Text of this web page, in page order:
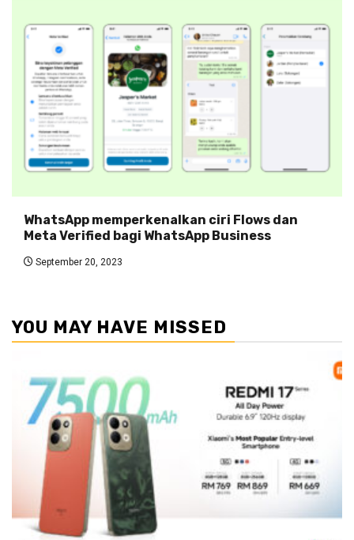
WhatsApp memperkenalkan ciri Flows dan
Meta Verified bagi WhatsApp Business
September 20, 2023
YOU MAY HAVE MISSED